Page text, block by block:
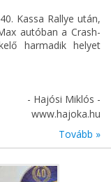
Kassa Rallye után,
autóban a Crash-
harmadik helyet
- Hajósi Miklós -
www.hajoka.hu
Tovább »